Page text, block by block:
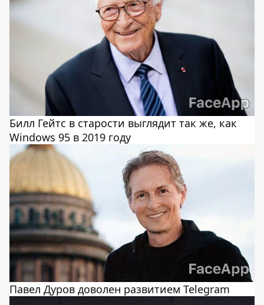
Билл Гейтс в старости выглядит так же, как
Windows 95 в 2019 году
Павел Дуров доволен развитием Telegram